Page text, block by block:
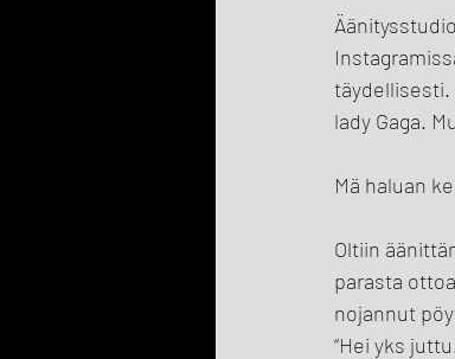
täydellisesti.
lady Gaga.
Mä haluan
Oltiin
parasta
nojannut
“Hei yks